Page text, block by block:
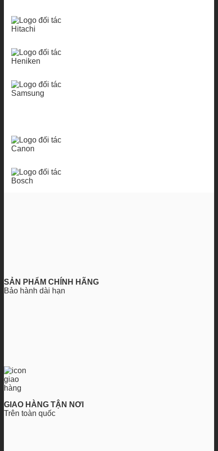
SẢN PHẨM CHÍNH HÃNG
Bảo hành dài hạn
GIAO HÀNG TẬN NƠI
Trên toàn quốc